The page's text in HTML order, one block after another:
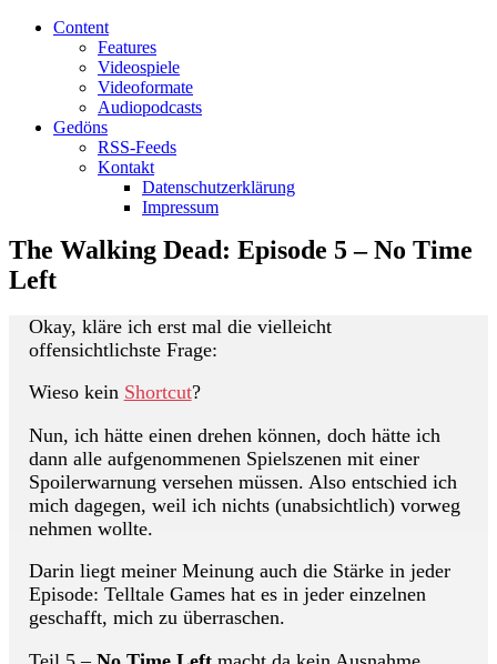
Content
Features
Videospiele
Videoformate
Audiopodcasts
Gedöns
RSS-Feeds
Kontakt
Datenschutzerklärung
Impressum
The Walking Dead: Episode 5 – No Time
Left
Okay, kläre ich erst mal die vielleicht
offensichtlichste Frage:
Wieso kein Shortcut?
Nun, ich hätte einen drehen können, doch hätte ich
dann alle aufgenommenen Spielszenen mit einer
Spoilerwarnung versehen müssen. Also entschied ich
mich dagegen, weil ich nichts (unabsichtlich) vorweg
nehmen wollte.
Darin liegt meiner Meinung auch die Stärke in jeder
Episode: Telltale Games hat es in jeder einzelnen
geschafft, mich zu überraschen.